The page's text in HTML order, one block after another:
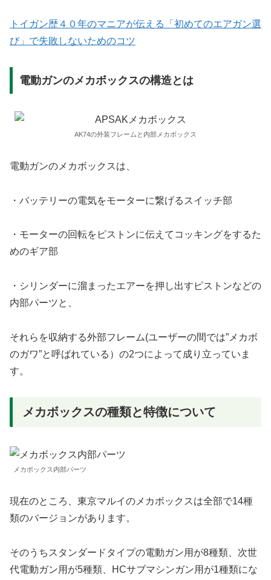
トイガン歴４０年のマニアが伝える「初めてのエアガン選
び」で失敗しないためのコツ
電動ガンのメカボックスの構造とは
AK74の外装フレームと内部メカボックス
電動ガンのメカボックスは、
・バッテリーの電気をモーターに繋げるスイッチ部
・モーターの回転をピストンに伝えてコッキングをするた
めのギア部
・シリンダーに溜まったエアーを押し出すピストンなどの
内部パーツと、
それらを収納する外部フレーム(ユーザーの間では”メカボ
のガワ”と呼ばれている）の2つによって成り立っていま
す。
メカボックスの種類と特徴について
メカボックス内部パーツ
現在のところ、東京マルイのメカボックスは全部で14種
類のバージョンがあります。
そのうちスタンダードタイプの電動ガン用が8種類、次世
代電動ガン用が5種類、HCサブマシンガン用が1種類にな